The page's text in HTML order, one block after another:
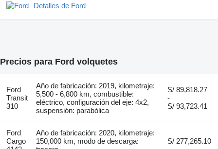
Detalles de Ford
Precios para Ford volquetes
Ford
Transit
310
Año de fabricación: 2019, kilometraje:
5,500 - 6,800 km, combustible:
eléctrico, configuración del eje: 4x2,
suspensión: parabólica
S/ 89,818.27
-
S/ 93,723.41
Ford
Cargo
Año de fabricación: 2020, kilometraje:
150,000 km, modo de descarga:
S/ 277,265.10